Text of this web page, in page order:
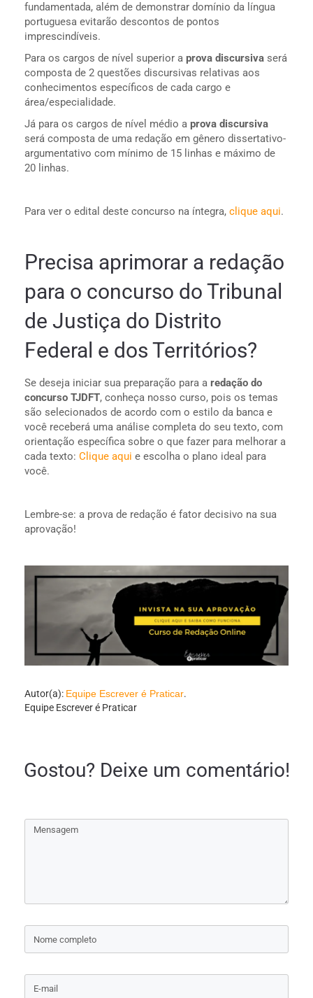
fundamentada, além de demonstrar domínio da língua
portuguesa evitarão descontos de pontos
imprescindíveis.
Para os cargos de nível superior a prova discursiva será
composta de 2 questões discursivas relativas aos
conhecimentos específicos de cada cargo e
área/especialidade.
Já para os cargos de nível médio a prova discursiva
será composta de uma redação em gênero dissertativo-
argumentativo com mínimo de 15 linhas e máximo de
20 linhas.
Para ver o edital deste concurso na íntegra, clique aqui.
Precisa aprimorar a redação
para o concurso do Tribunal
de Justiça do Distrito
Federal e dos Territórios?
Se deseja iniciar sua preparação para a redação do
concurso TJDFT, conheça nosso curso, pois os temas
são selecionados de acordo com o estilo da banca e
você receberá uma análise completa do seu texto, com
orientação específica sobre o que fazer para melhorar a
cada texto: Clique aqui e escolha o plano ideal para
você.
Lembre-se: a prova de redação é fator decisivo na sua
aprovação!
Autor(a): Equipe Escrever é Praticar.
Equipe Escrever é Praticar
Gostou? Deixe um comentário!